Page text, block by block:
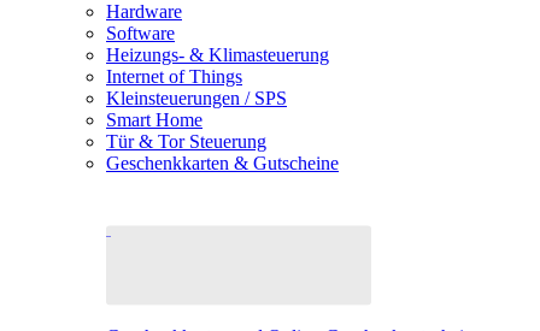
Hardware
Software
Heizungs- & Klimasteuerung
Internet of Things
Kleinsteuerungen / SPS
Smart Home
Tür & Tor Steuerung
Geschenkkarten & Gutscheine